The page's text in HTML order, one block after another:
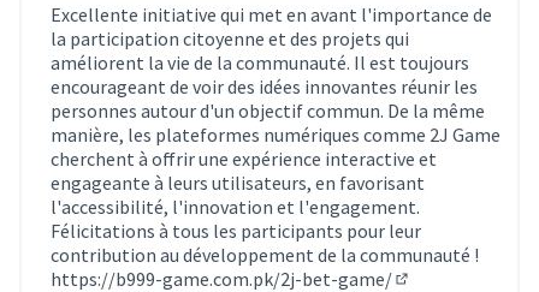
Excellente initiative qui met en avant l'importance de
la participation citoyenne et des projets qui
améliorent la vie de la communauté. Il est toujours
encourageant de voir des idées innovantes réunir les
personnes autour d'un objectif commun. De la même
manière, les plateformes numériques comme 2J Game
cherchent à offrir une expérience interactive et
engageante à leurs utilisateurs, en favorisant
l'accessibilité, l'innovation et l'engagement.
Félicitations à tous les participants pour leur
contribution au développement de la communauté !
https://b999-game.com.pk/2j-bet-game/